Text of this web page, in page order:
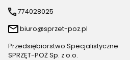
774028025
biuro@sprzet-poz.pl
Przedsiębiorstwo Specjalistyczne
SPRZĘT-POŻ Sp. z o.o.